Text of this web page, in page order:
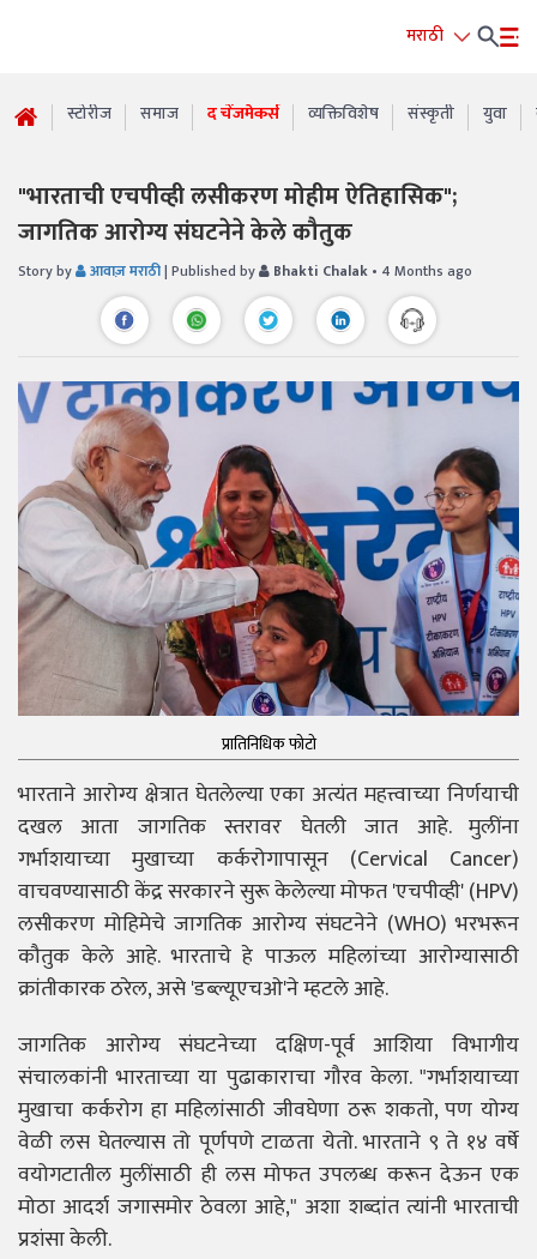
मराठी
स्टोरीज समाज द चेंजमेकर्स व्यक्तिविशेष संस्कृती युवा
"भारताची एचपीव्ही लसीकरण मोहीम ऐतिहासिक";
जागतिक आरोग्य संघटनेने केले कौतुक
Story by आवाज़ मराठी| Published by Bhakti Chalak • 4 Months ago
प्रातिनिधिक फोटो
भारताने आरोग्य क्षेत्रात घेतलेल्या एका अत्यंत महत्त्वाच्या निर्णयाची
दखल आता जागतिक स्तरावर घेतली जात आहे. मुलींना
गर्भाशयाच्या मुखाच्या कर्करोगापासून (Cervical Cancer)
वाचवण्यासाठी केंद्र सरकारने सुरू केलेल्या मोफत 'एचपीव्ही' (HPV)
लसीकरण मोहिमेचे जागतिक आरोग्य संघटनेने (WHO) भरभरून
कौतुक केले आहे. भारताचे हे पाऊल महिलांच्या आरोग्यासाठी
क्रांतीकारक ठरेल, असे 'डब्ल्यूएचओ'ने म्हटले आहे.
जागतिक आरोग्य संघटनेच्या दक्षिण-पूर्व आशिया विभागीय
संचालकांनी भारताच्या या पुढाकाराचा गौरव केला. "गर्भाशयाच्या
मुखाचा कर्करोग हा महिलांसाठी जीवघेणा ठरू शकतो, पण योग्य
वेळी लस घेतल्यास तो पूर्णपणे टाळता येतो. भारताने ९ ते १४ वर्षे
वयोगटातील मुलींसाठी ही लस मोफत उपलब्ध करून देऊन एक
मोठा आदर्श जगासमोर ठेवला आहे," अशा शब्दांत त्यांनी भारताची
प्रशंसा केली.